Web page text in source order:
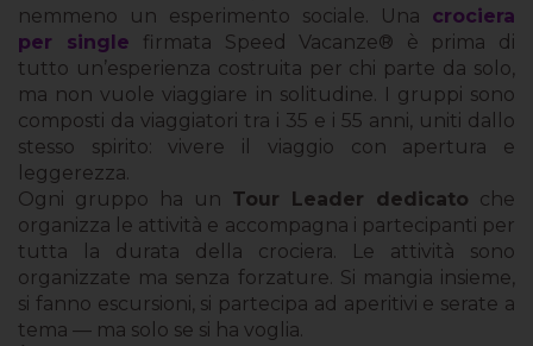
nemmeno un esperimento sociale. Una crociera
per single
firmata Speed Vacanze® è prima di
tutto un’esperienza costruita per chi parte da solo,
ma non vuole viaggiare in solitudine. I gruppi sono
composti da viaggiatori tra i 35 e i 55 anni, uniti dallo
stesso spirito: vivere il viaggio con apertura e
leggerezza.
Ogni gruppo ha un Tour Leader dedicato che
organizza le attività e accompagna i partecipanti per
tutta la durata della crociera. Le attività sono
organizzate ma senza forzature. Si mangia insieme,
si fanno escursioni, si partecipa ad aperitivi e serate a
tema — ma solo se si ha voglia.